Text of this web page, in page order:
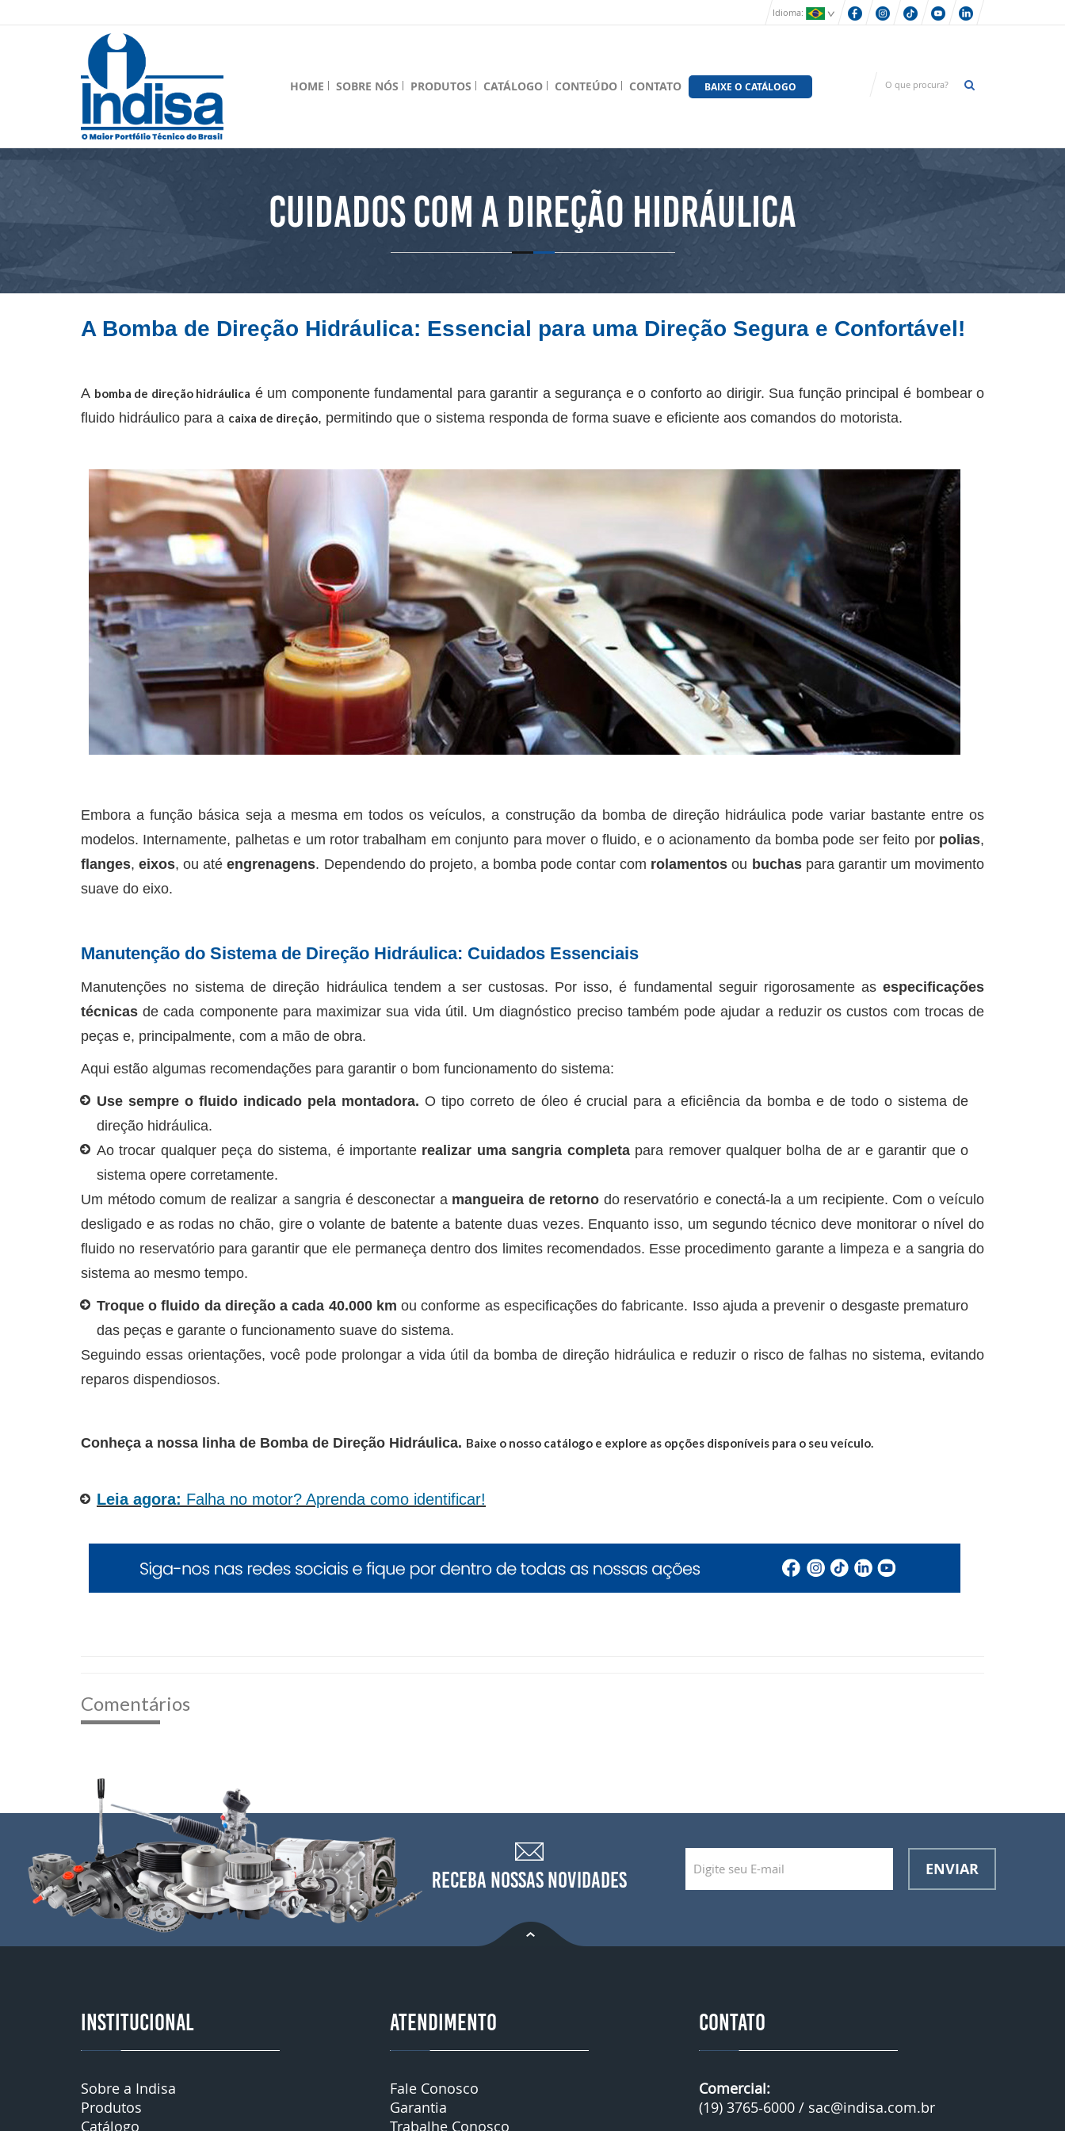
Idioma:
HOME SOBRE NÓS PRODUTOS CATÁLOGO CONTEÚDO CONTATO BAIXE O CATÁLOGO
CUIDADOS COM A DIREÇÃO HIDRÁULICA
A Bomba de Direção Hidráulica: Essencial para uma Direção Segura e Confortável!
A bomba de direção hidráulica é um componente fundamental para garantir a segurança e o conforto ao dirigir. Sua função principal é bombear o
fluido hidráulico para a caixa de direção, permitindo que o sistema responda de forma suave e eficiente aos comandos do motorista.
Embora a função básica seja a mesma em todos os veículos, a construção da bomba de direção hidráulica pode variar bastante entre os
modelos. Internamente, palhetas e um rotor trabalham em conjunto para mover o fluido, e o acionamento da bomba pode ser feito por polias,
flanges,eixos, ou atéengrenagens. Dependendo do projeto, a bomba pode contar com rolamentos ou buchaspara garantir um movimento
suave do eixo.
Manutenção do Sistema de Direção Hidráulica: Cuidados Essenciais
Manutenções no sistema de direção hidráulica tendem a ser custosas. Por isso, é fundamental seguir rigorosamente as especificações
técnicas de cada componente para maximizar sua vida útil. Um diagnóstico preciso também pode ajudar a reduzir os custos com trocas de
peças e, principalmente, com a mão de obra.
Aqui estão algumas recomendações para garantir o bom funcionamento do sistema:
Use sempre o fluido indicado pela montadora. O tipo correto de óleo é crucial para a eficiência da bomba e de todo o sistema de
direção hidráulica.
Ao trocar qualquer peça do sistema, é importante realizar uma sangria completapara remover qualquer bolha de ar e garantir que o
sistema opere corretamente.
Um método comum de realizar a sangria é desconectar a mangueira de retorno do reservatório e conectá-la a um recipiente. Com o veículo
desligado e as rodas no chão, gire o volante de batente a batente duas vezes. Enquanto isso, um segundo técnico deve monitorar o nível do
fluido no reservatório para garantir que ele permaneça dentro dos limites recomendados. Esse procedimento garante a limpeza e a sangria do
sistema ao mesmo tempo.
Troque o fluido da direção a cada 40.000 km ou conforme as especificações do fabricante. Isso ajuda a prevenir o desgaste prematuro
das peças e garante o funcionamento suave do sistema.
Seguindo essas orientações, você pode prolongar a vida útil da bomba de direção hidráulica e reduzir o risco de falhas no sistema, evitando
reparos dispendiosos.
Conheça a nossa linha de Bomba de Direção Hidráulica. Baixe o nosso catálogo e explore as opções disponíveis para o seu veículo.
Leia agora: Falha no motor? Aprenda como identificar!
Comentários
RECEBA NOSSAS NOVIDADES ENVIAR
INSTITUCIONAL
Sobre a Indisa
Produtos
Catálogo
ATENDIMENTO
Fale Conosco
Garantia
Trabalhe Conosco
CONTATO
Comercial:
(19) 3765-6000 / sac@indisa.com.br